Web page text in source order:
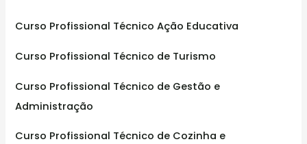
f
r
:
Curso Profissional Técnico Ação Educativa
Curso Profissional Técnico de Turismo
Curso Profissional Técnico de Gestão e
Administração
Curso Profissional Técnico de Cozinha e